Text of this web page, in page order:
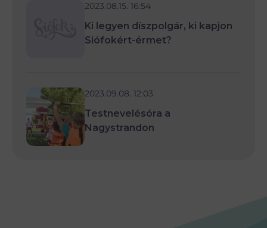
2023.08.15. 16:54
Ki legyen díszpolgár, ki kapjon
Siófokért-érmet?
2023.09.08. 12:03
Testnevelésóra a
Nagystrandon